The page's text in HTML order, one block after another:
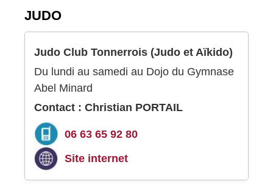
JUDO
Judo Club Tonnerrois (Judo et Aïkido)
Du lundi au samedi au Dojo du Gymnase
Abel Minard
Contact : Christian PORTAIL
06 63 65 92 80
Site internet